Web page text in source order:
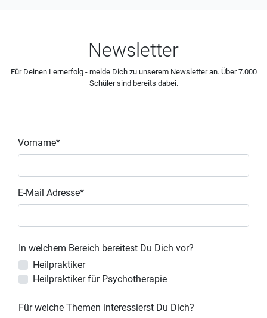
Newsletter
Für Deinen Lernerfolg - melde Dich zu unserem Newsletter an. Über 7.000
Schüler sind bereits dabei.
Vorname*
E-Mail Adresse*
In welchem Bereich bereitest Du Dich vor?
Heilpraktiker
Heilpraktiker für Psychotherapie
Für welche Themen interessierst Du Dich?